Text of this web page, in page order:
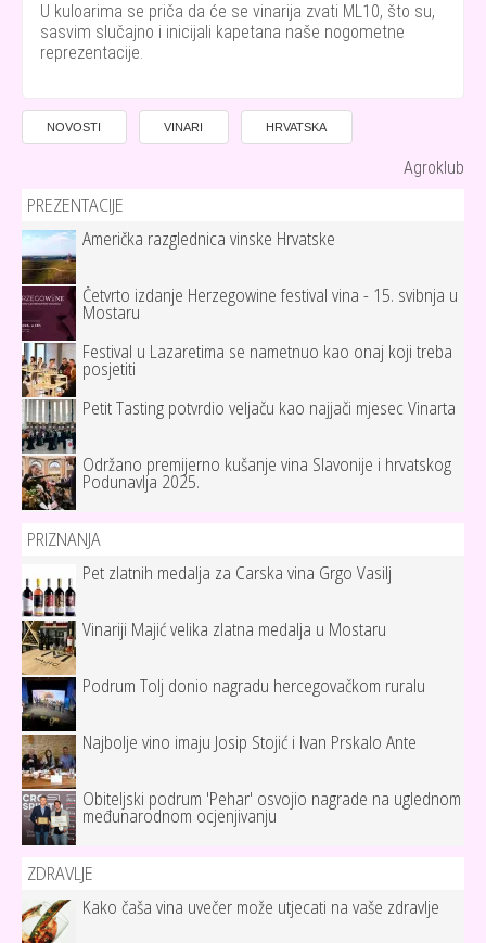
U kuloarima se priča da će se vinarija zvati ML10, što su,
sasvim slučajno i inicijali kapetana naše nogometne
reprezentacije.
NOVOSTI VINARI HRVATSKA
Agroklub
PREZENTACIJE
Američka razglednica vinske Hrvatske
Četvrto izdanje Herzegowine festival vina - 15. svibnja u
Mostaru
Festival u Lazaretima se nametnuo kao onaj koji treba
posjetiti
Petit Tasting potvrdio veljaču kao najjači mjesec Vinarta
Održano premijerno kušanje vina Slavonije i hrvatskog
Podunavlja 2025.
PRIZNANJA
Pet zlatnih medalja za Carska vina Grgo Vasilj
Vinariji Majić velika zlatna medalja u Mostaru
Podrum Tolj donio nagradu hercegovačkom ruralu
Najbolje vino imaju Josip Stojić i Ivan Prskalo Ante
Obiteljski podrum 'Pehar' osvojio nagrade na uglednom
međunarodnom ocjenjivanju
ZDRAVLJE
Kako čaša vina uvečer može utjecati na vaše zdravlje